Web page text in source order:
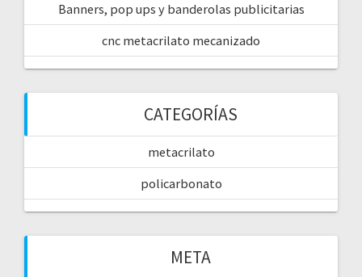
Banners, pop ups y banderolas publicitarias
cnc metacrilato mecanizado
CATEGORÍAS
metacrilato
policarbonato
META